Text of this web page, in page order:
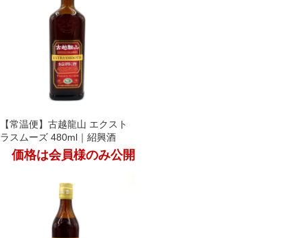
【常温便】古越龍山 エクスト
ラスムーズ 480ml｜紹興酒
価格は会員様のみ公開